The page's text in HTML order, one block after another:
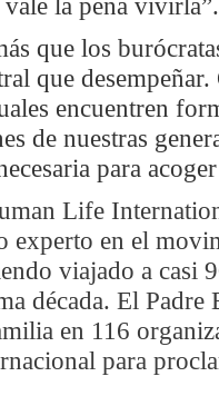
la pena vivirla”.
que los
que
encuentren
de nuestras
para
Life
experto en el
viajado a casi
década. El Padre
en 116
para